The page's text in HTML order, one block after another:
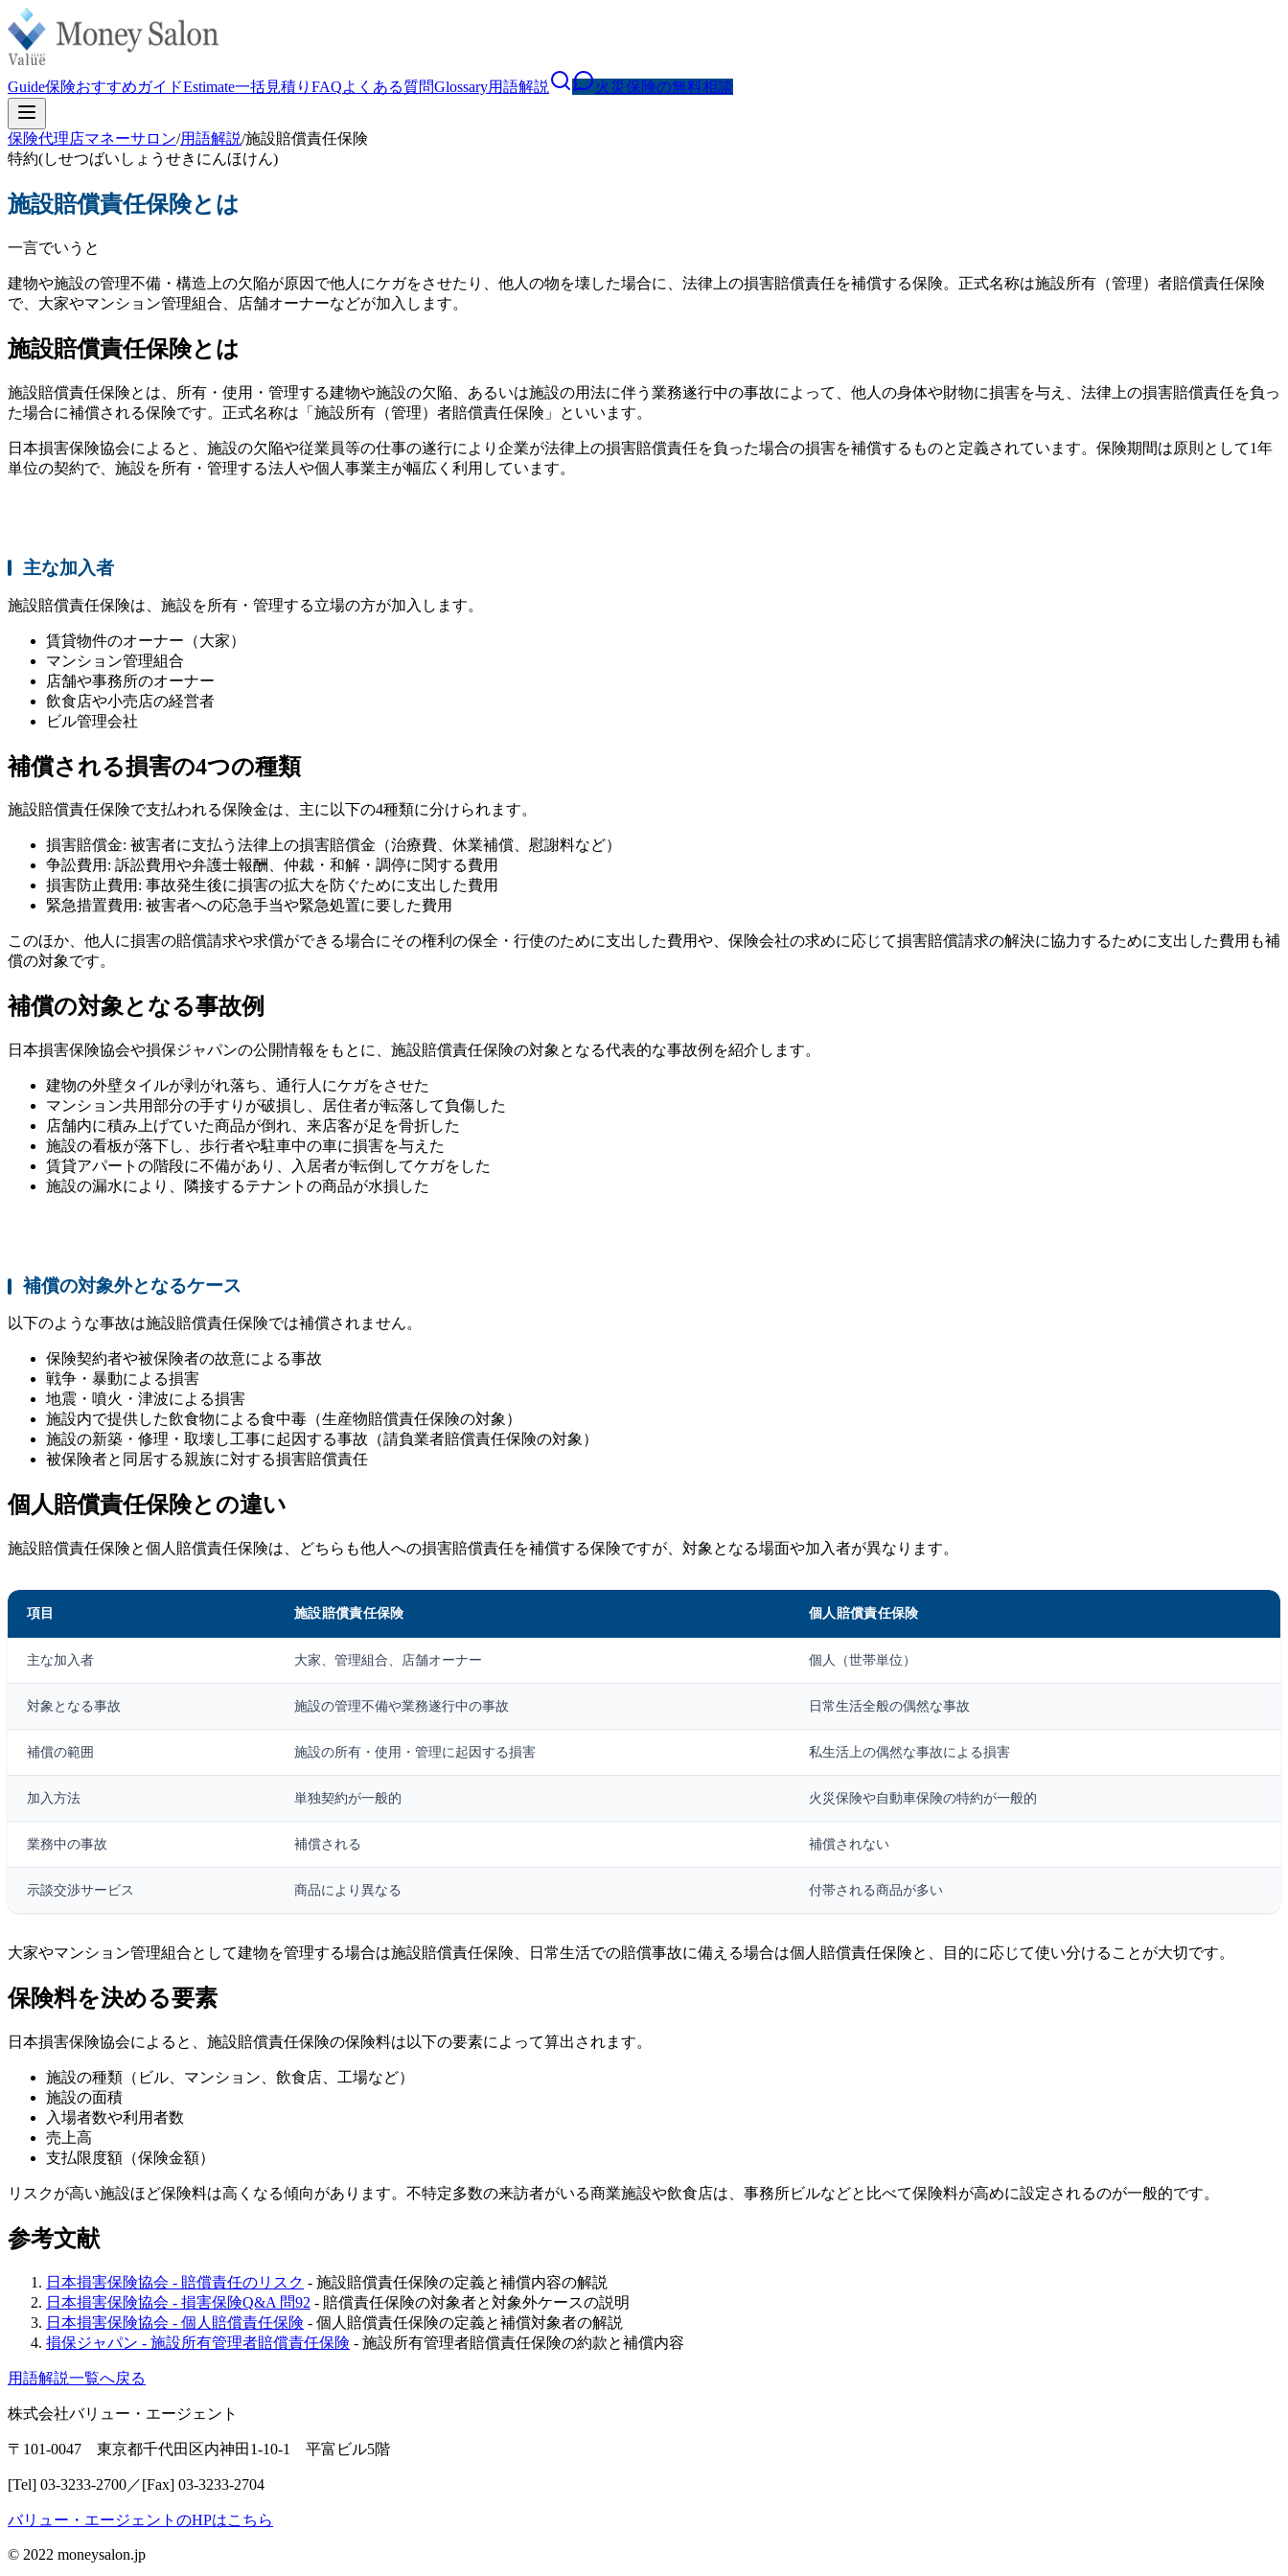
Guide保険おすすめガイドEstimate一括見積り FAQよくある質問Glossary用語解説 火災保険の無料相談
保険代理店マネーサロン/用語解説/施設賠償責任保険
特約(しせつばいしょうせきにんほけん)
施設賠償責任保険とは
一言でいうと
建物や施設の管理不備・構造上の欠陥が原因で他人にケガをさせたり、他人の物を壊した場合に、法律上の損害賠償責任を補償する保険。正式名称は施設所有（管理）者賠償責任保険
で、大家やマンション管理組合、店舗オーナーなどが加入します。
施設賠償責任保険とは
施設賠償責任保険とは、所有・使用・管理する建物や施設の欠陥、あるいは施設の用法に伴う業務遂行中の事故によって、他人の身体や財物に損害を与え、法律上の損害賠償責任を負っ
た場合に補償される保険です。正式名称は「施設所有（管理）者賠償責任保険」といいます。
日本損害保険協会によると、施設の欠陥や従業員等の仕事の遂行により企業が法律上の損害賠償責任を負った場合の損害を補償するものと定義されています。保険期間は原則として1年
単位の契約で、施設を所有・管理する法人や個人事業主が幅広く利用しています。
主な加入者
施設賠償責任保険は、施設を所有・管理する立場の方が加入します。
賃貸物件のオーナー（大家）
マンション管理組合
店舗や事務所のオーナー
飲食店や小売店の経営者
ビル管理会社
補償される損害の4つの種類
施設賠償責任保険で支払われる保険金は、主に以下の4種類に分けられます。
損害賠償金: 被害者に支払う法律上の損害賠償金（治療費、休業補償、慰謝料など）
争訟費用: 訴訟費用や弁護士報酬、仲裁・和解・調停に関する費用
損害防止費用: 事故発生後に損害の拡大を防ぐために支出した費用
緊急措置費用: 被害者への応急手当や緊急処置に要した費用
このほか、他人に損害の賠償請求や求償ができる場合にその権利の保全・行使のために支出した費用や、保険会社の求めに応じて損害賠償請求の解決に協力するために支出した費用も補
償の対象です。
補償の対象となる事故例
日本損害保険協会や損保ジャパンの公開情報をもとに、施設賠償責任保険の対象となる代表的な事故例を紹介します。
建物の外壁タイルが剥がれ落ち、通行人にケガをさせた
マンション共用部分の手すりが破損し、居住者が転落して負傷した
店舗内に積み上げていた商品が倒れ、来店客が足を骨折した
施設の看板が落下し、歩行者や駐車中の車に損害を与えた
賃貸アパートの階段に不備があり、入居者が転倒してケガをした
施設の漏水により、隣接するテナントの商品が水損した
補償の対象外となるケース
以下のような事故は施設賠償責任保険では補償されません。
保険契約者や被保険者の故意による事故
戦争・暴動による損害
地震・噴火・津波による損害
施設内で提供した飲食物による食中毒（生産物賠償責任保険の対象）
施設の新築・修理・取壊し工事に起因する事故（請負業者賠償責任保険の対象）
被保険者と同居する親族に対する損害賠償責任
個人賠償責任保険との違い
施設賠償責任保険と個人賠償責任保険は、どちらも他人への損害賠償責任を補償する保険ですが、対象となる場面や加入者が異なります。
項目 施設賠償責任保険 個人賠償責任保険
主な加入者 大家、管理組合、店舗オーナー 個人（世帯単位）
対象となる事故 施設の管理不備や業務遂行中の事故 日常生活全般の偶然な事故
補償の範囲 施設の所有・使用・管理に起因する損害 私生活上の偶然な事故による損害
加入方法 単独契約が一般的 火災保険や自動車保険の特約が一般的
業務中の事故 補償される 補償されない
示談交渉サービス 商品により異なる 付帯される商品が多い
大家やマンション管理組合として建物を管理する場合は施設賠償責任保険、日常生活での賠償事故に備える場合は個人賠償責任保険と、目的に応じて使い分けることが大切です。
保険料を決める要素
日本損害保険協会によると、施設賠償責任保険の保険料は以下の要素によって算出されます。
施設の種類（ビル、マンション、飲食店、工場など）
施設の面積
入場者数や利用者数
売上高
支払限度額（保険金額）
リスクが高い施設ほど保険料は高くなる傾向があります。不特定多数の来訪者がいる商業施設や飲食店は、事務所ビルなどと比べて保険料が高めに設定されるのが一般的です。
参考文献
日本損害保険協会 - 賠償責任のリスク - 施設賠償責任保険の定義と補償内容の解説
日本損害保険協会 - 損害保険Q&A 問92 - 賠償責任保険の対象者と対象外ケースの説明
日本損害保険協会 - 個人賠償責任保険 - 個人賠償責任保険の定義と補償対象者の解説
損保ジャパン - 施設所有管理者賠償責任保険 - 施設所有管理者賠償責任保険の約款と補償内容
用語解説一覧へ戻る
株式会社バリュー・エージェント
〒101-0047 東京都千代田区内神田1-10-1 平富ビル5階
[Tel] 03-3233-2700／[Fax] 03-3233-2704
バリュー・エージェントのHPはこちら
© 2022 moneysalon.jp